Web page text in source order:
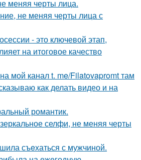
меняя черты лица.
не меняя черты лица с
- это ключевой этап,
на итоговое качество
мой канал t. me/Filatovapromt там
как делать видео и на
романтик.
селфи, не меняя черты
съeхаться с мужчиной.